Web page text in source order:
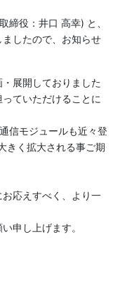
締役：井口 高幸) と、
したので、お知らせ
展開しておりました
ていただけることに
信モジュールも近々登
きく拡大される事ご期
応えすべく、より一
申し上げます。